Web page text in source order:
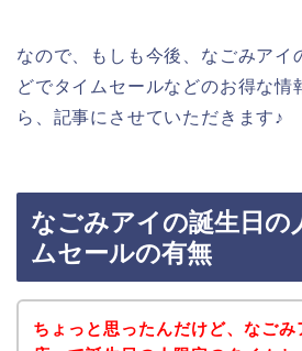
なので、もしも今後、なごみアイ
どでタイムセールなどのお得な情
ら、記事にさせていただきます♪
なごみアイの誕生日の
ムセールの有無
ちょっと思ったんだけど、なごみ